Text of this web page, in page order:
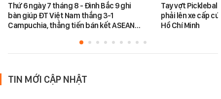
Thứ 6 ngày 7 tháng 8 - Đình Bắc 9 ghi
bàn giúp ĐT Việt Nam thắng 3-1
Campuchia, thẳng tiến bán kết ASEAN…
Tay vợt
phải lên xe cấp
Hồ Chí Minh
TIN MỚI CẬP NHẬT